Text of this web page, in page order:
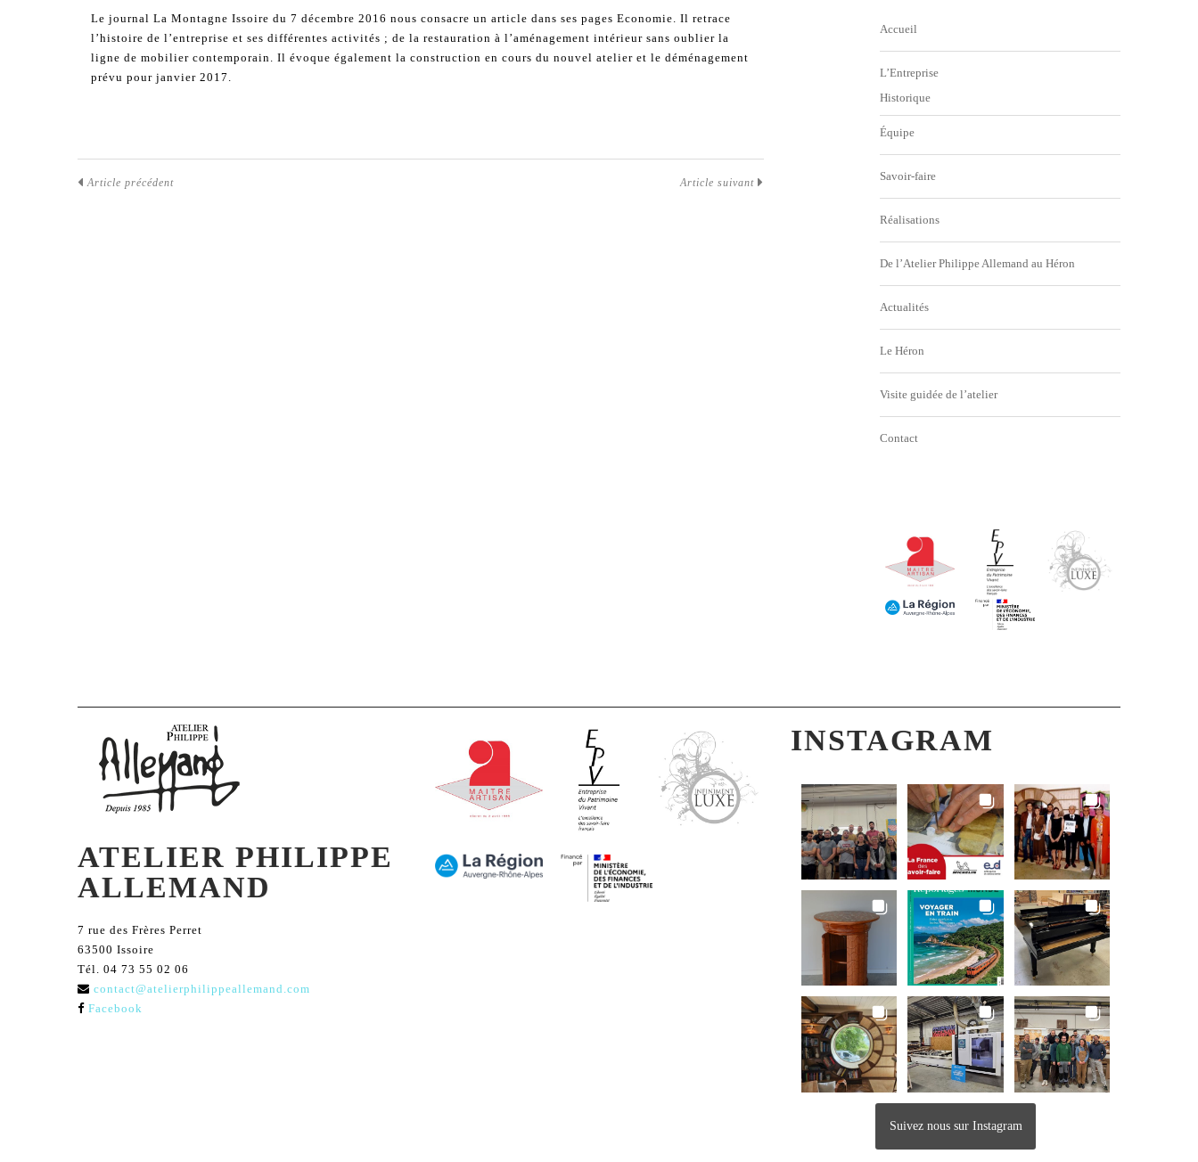
Le journal La Montagne Issoire du 7 décembre 2016 nous consacre un article dans ses pages Economie. Il retrace
l’histoire de l’entreprise et ses différentes activités ; de la restauration à l’aménagement intérieur sans oublier la
ligne de mobilier contemporain. Il évoque également la construction en cours du nouvel atelier et le déménagement
prévu pour janvier 2017.
Article précédent Article suivant
Accueil
L’Entreprise
Historique
Équipe
Savoir-faire
Réalisations
De l’Atelier Philippe Allemand au Héron
Actualités
Le Héron
Visite guidée de l’atelier
Contact
ATELIER PHILIPPE
ALLEMAND
7 rue des Frères Perret
63500 Issoire
Tél. 04 73 55 02 06
contact@atelierphilippeallemand.com
Facebook
INSTAGRAM
Suivez nous sur Instagram